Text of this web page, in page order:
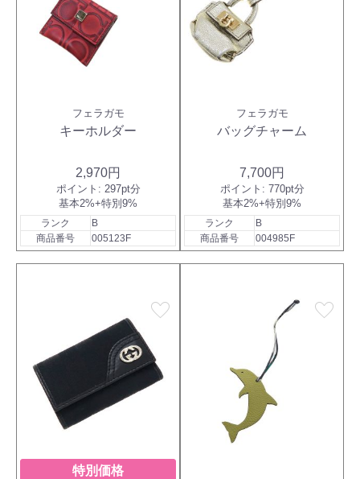
フェラガモ
キーホルダー
2,970円
ポイント: 297pt分
基本2%+特別9%
ランク
B
商品番号
005123F
フェラガモ
バッグチャーム
7,700円
ポイント: 770pt分
基本2%+特別9%
ランク
B
商品番号
004985F
favorite
特別価格
favorite